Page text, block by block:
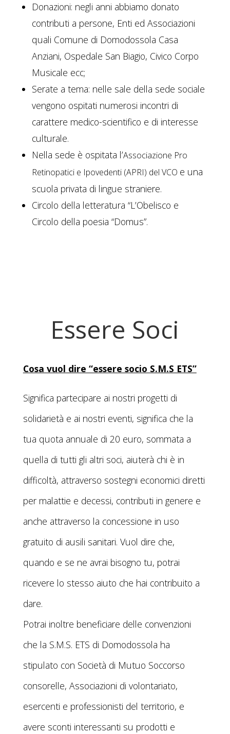
Donazioni: negli anni abbiamo donato
contributi a persone, Enti ed Associazioni
quali Comune di Domodossola Casa
Anziani, Ospedale San Biagio, Civico Corpo
Musicale ecc;
Serate a tema: nelle sale della sede sociale
vengono ospitati numerosi incontri di
carattere medico-scientifico e di interesse
culturale.
Nella sede è ospitata l’Associazione Pro
Retinopatici e Ipovedenti (APRI) del VCO e una
scuola privata di lingue straniere.
Circolo della letteratura “L’Obelisco e
Circolo della poesia “Domus”.
Essere Soci
Cosa vuol dire “essere socio S.M.S ETS”
Significa partecipare ai nostri progetti di
solidarietà e ai nostri eventi, significa che la
tua quota annuale di 20 euro, sommata a
quella di tutti gli altri soci, aiuterà chi è in
difficoltà, attraverso sostegni economici diretti
per malattie e decessi, contributi in genere e
anche attraverso la concessione in uso
gratuito di ausili sanitari. Vuol dire che,
quando e se ne avrai bisogno tu, potrai
ricevere lo stesso aiuto che hai contribuito a
dare.
Potrai inoltre beneficiare delle convenzioni
che la S.M.S. ETS di Domodossola ha
stipulato con Società di Mutuo Soccorso
consorelle, Associazioni di volontariato,
esercenti e professionisti del territorio, e
avere sconti interessanti su prodotti e